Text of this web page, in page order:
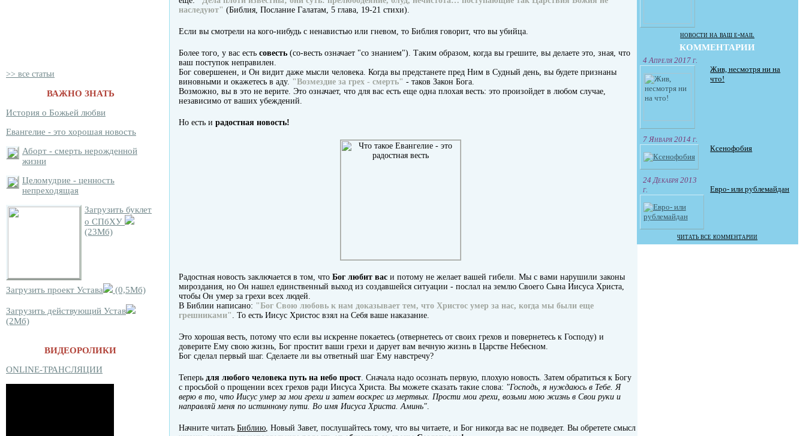
>> все статьи
ВАЖНО ЗНАТЬ
История о Божьей любви
Евангелие - это хорошая новость
Аборт - смерть нерожденной
жизни
Целомудрие - ценность
непреходящая
Загрузить буклет
о СПбХУ
(23Мб)
Загрузить проект Устава (0,5Мб)
Загрузить действующий Устав
(2Мб)
ВИДЕОРОЛИКИ
ONLINE-ТРАНСЛЯЦИИ
наследуют" (Библия, Послание Галатам, 5 глава, 19-21 стихи).
Если вы смотрели на кого-нибудь с ненавистью или гневом, то Библия говорит, что вы убийца.
Более того, у вас естьсовесть (со-весть означает "со знанием"). Таким образом, когда вы грешите, вы делаете это, зная, что
ваш поступок неправилен.
Бог совершенен, и Он видит даже мысли человека. Когда вы предстанете пред Ним в Судный день, вы будете признаны
виновными и окажетесь в аду. "Возмездие за грех - смерть" - таков Закон Бога.
Возможно, вы в это не верите. Это означает, что для вас есть еще одна плохая весть: это произойдет в любом случае,
независимо от ваших убеждений.
Но есть ирадостная новость!
Радостная новость заключается в том, чтоБог любит вас и потому не желает вашей гибели. Мы с вами нарушили законы
мироздания, но Он нашел единственный выход из создавшейся ситуации - послал на землю Своего Сына Иисуса Христа,
чтобы Он умер за грехи всех людей.
В Библии написано: "Бог Свою любовь к нам доказывает тем, что Христос умер за нас, когда мы были еще
грешниками" . То есть Иисус Христос взял на Себя ваше наказание.
Это хорошая весть, потому что если вы искренне покаетесь (отвернетесь от своих грехов и повернетесь к Господу) и
доверите Ему свою жизнь, Бог простит ваши грехи и дарует вам вечную жизнь в Царстве Небесном.
Бог сделал первый шаг. Сделаете ли вы ответный шаг Ему навстречу?
Теперьдля любого человека путь на небо прост. Сначала надо осознать первую, плохую новость. Затем обратиться к Богу
с просьбой о прощении всех грехов ради Иисуса Христа. Вы можете сказать такие слова: "Господь, я нуждаюсь в Тебе. Я
верю в то, что Иисус умер за мои грехи и затем воскрес из мертвых. Прости мои грехи, возьми мою жизнь в Свои руки и
направляй меня по истинному пути. Во имя Иисуса Христа. Аминь".
Начните читатьБиблию, Новый Завет, послушайтесь тому, что вы читаете, и Бог никогда вас не подведет. Вы обретете смысл
новости на ваш e-mail
КОММЕНТАРИИ
4 Апреля 2017 г.
Жив, несмотря ни на
что!
7 Января 2014 г.
Ксенофобия
24 Декабря 2013
г.
Евро- или рублемайдан
читать все комментарии